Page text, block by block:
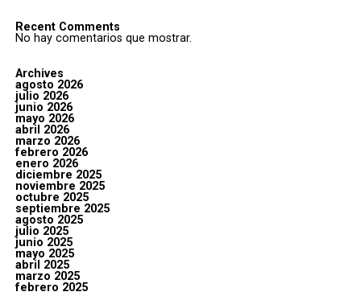
Recent Comments
No hay comentarios que mostrar.
Archives
agosto 2026
julio 2026
junio 2026
mayo 2026
abril 2026
marzo 2026
febrero 2026
enero 2026
diciembre 2025
noviembre 2025
octubre 2025
septiembre 2025
agosto 2025
julio 2025
junio 2025
mayo 2025
abril 2025
marzo 2025
febrero 2025